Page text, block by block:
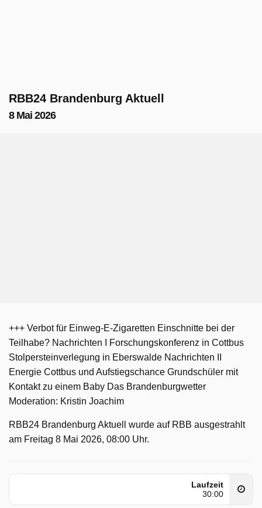
RBB24 Brandenburg Aktuell
8 Mai 2026
+++ Verbot für Einweg-E-Zigaretten Einschnitte bei der
Teilhabe? Nachrichten I Forschungskonferenz in Cottbus
Stolpersteinverlegung in Eberswalde Nachrichten II
Energie Cottbus und Aufstiegschance Grundschüler mit
Kontakt zu einem Baby Das Brandenburgwetter
Moderation: Kristin Joachim
RBB24 Brandenburg Aktuell wurde auf RBB ausgestrahlt
am Freitag 8 Mai 2026, 08:00 Uhr.
Laufzeit
30:00